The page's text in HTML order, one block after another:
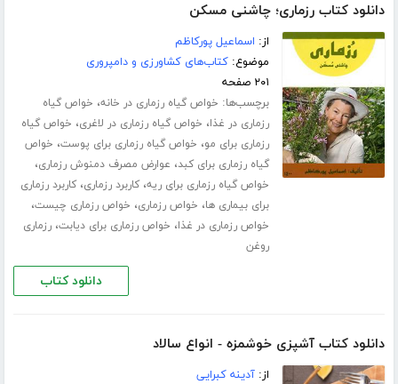
دانلود کتاب رزماری؛ چاشنی مسکن
از: اسماعیل پورکاظم
موضوع:کتاب‌های کشاورزی و دامپروری
۲۰۱ صفحه
برچسب‌ها: خواص گیاه رزماری در خانه، خواص گیاه
رزماری در غذا، خواص گیاه رزماری در لاغری، خواص گیاه
رزماری برای مو، خواص گیاه رزماری برای پوست، خواص
گیاه رزماری برای کبد، عوارض مصرف دمنوش رزماری،
خواص گیاه رزماری برای ریه،کاربرد رزماری،کاربرد رزماری
برای بیماری ها، خواص رزماری، خواص رزماری چیست،
خواص رزماری در غذا، خواص رزماری برای دیابت،رزماری
روغن
دانلود کتاب
دانلود کتاب آشپزی خوشمزه - انواع سالاد
از:آدینه کبرایی